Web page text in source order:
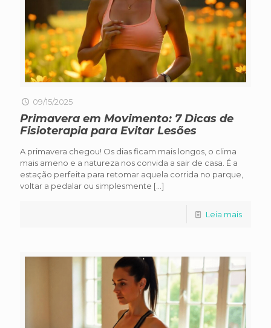
09/15/2025
Primavera em Movimento: 7 Dicas de
Fisioterapia para Evitar Lesões
A primavera chegou! Os dias ficam mais longos, o clima
mais ameno e a natureza nos convida a sair de casa. É a
estação perfeita para retomar aquela corrida no parque,
voltar a pedalar ou simplesmente […]
Leia mais